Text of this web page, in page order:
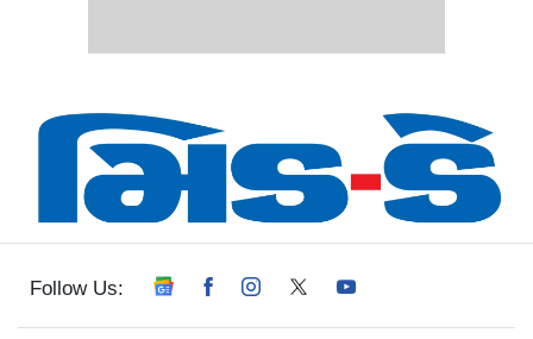
Follow Us: